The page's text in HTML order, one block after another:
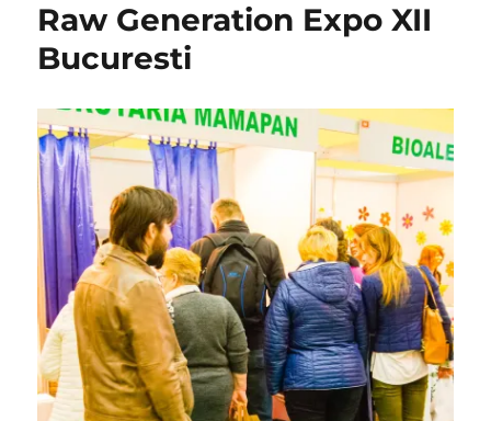
Raw Generation Expo XII
Bucuresti